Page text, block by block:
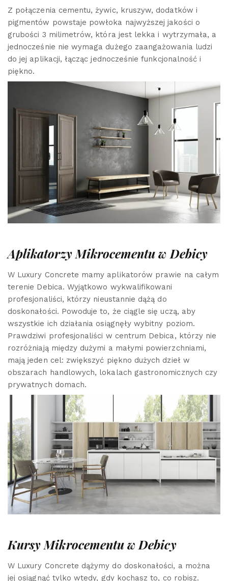
Z połączenia cementu, żywic, kruszyw, dodatków i
pigmentów powstaje powłoka najwyższej jakości o
grubości 3 milimetrów, która jest lekka i wytrzymała, a
jednocześnie nie wymaga dużego zaangażowania ludzi
do jej aplikacji, łącząc jednocześnie funkcjonalność i
piękno.
Aplikatorzy Mikrocementu w Debicy
W Luxury Concrete mamy aplikatorów prawie na całym
terenie Debica. Wyjątkowo wykwalifikowani
profesjonaliści, którzy nieustannie dążą do
doskonałości. Powoduje to, że ciągle się uczą, aby
wszystkie ich działania osiągnęły wybitny poziom.
Prawdziwi profesjonaliści w centrum Debica, którzy nie
rozróżniają między dużymi a małymi powierzchniami,
mają jeden cel: zwiększyć piękno dużych dzieł w
obszarach handlowych, lokalach gastronomicznych czy
prywatnych domach.
Kursy Mikrocementu w Debicy
W Luxury Concrete dążymy do doskonałości, a można
jej osiągnąć tylko wtedy, gdy kochasz to, co robisz.